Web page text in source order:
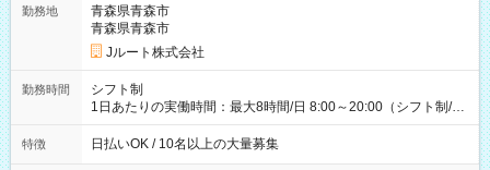
万円／週6日稼働 ・地方郊外エリア 月収40万円／週5日稼働 月
収40万円~50万円／週6日稼働 ＜モデルイメージ＞ ■月収50万
円 (27歳男性/江東区在住)※元建築関係 1日150個配達×25日勤務
(日休み) ■月収80万円(43歳男性/墨田区在住)※元営業 1日200個
勤務地
青森県青森市
青森県青森市
Jルート株式会社
勤務時間
シフト制
1日あたりの実働時間：最大8時間/日 8:00～20:00（シフト制/実
働8時間） ※週5日勤務（場所次第では週4も有り） ※配達状況
によって時間外での勤務可能性有り ※案件により多少の前後あ
特徴 日払いOK / 10名以上の大量募集